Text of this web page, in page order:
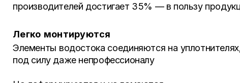
производителей достигает 35% — в пользу
Легко монтируются
Элементы водостока соединяются на
под силу даже непрофессионалу